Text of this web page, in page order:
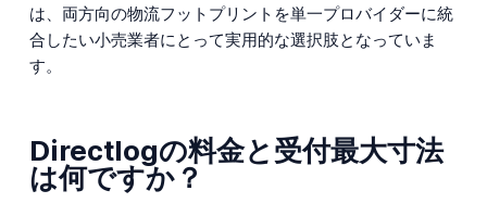
は、両方向の物流フットプリントを単一プロバイダーに統
合したい小売業者にとって実用的な選択肢となっていま
す。
Directlogの料金と受付最大寸法
は何ですか？